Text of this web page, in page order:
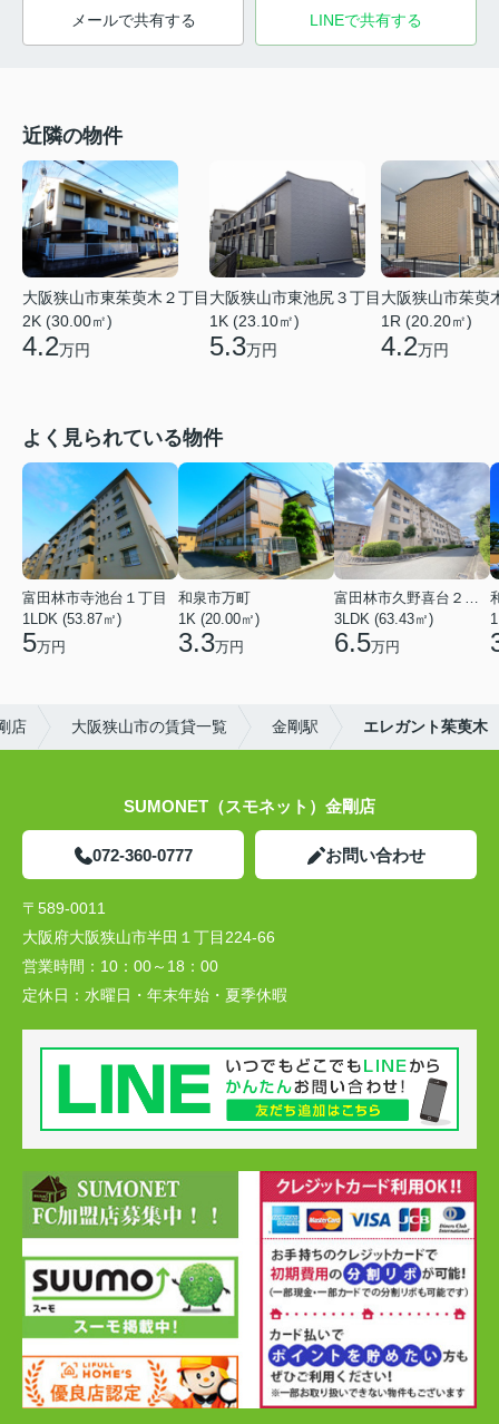
メールで共有する LINEで共有する
近隣の物件
大阪狭山市東茱萸木２丁目
2K (30.00㎡)
4.2万円
大阪狭山市東池尻３丁目
1K (23.10㎡)
5.3万円
大阪狭山市茱萸
1R (20.20㎡)
4.2万円
よく見られている物件
富田林市寺池台１丁目
1LDK (53.87㎡)
5万円
和泉市万町
1K (20.00㎡)
3.3万円
富田林市久野喜台２丁目
3LDK (63.43㎡)
6.5万円
店 大阪狭山市の賃貸一覧 金剛駅 エレガント茱萸木
SUMONET（スモネット）金剛店
072-360-0777 お問い合わせ
〒589-0011
大阪府大阪狭山市半田１丁目224-66
営業時間： 10：00～18：00
定休日： 水曜日・年末年始・夏季休暇